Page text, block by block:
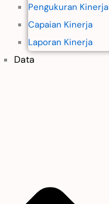
Pengukuran Kinerja
Capaian Kinerja
Laporan Kinerja
Data